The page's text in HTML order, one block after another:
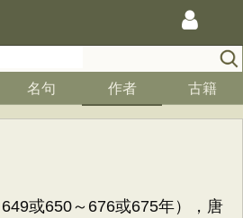
名句 作者 古籍
或650～676或675年），唐